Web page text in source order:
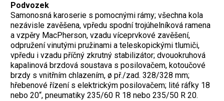
Podvozek
Samonosná karoserie s pomocnými rámy; všechna kola
nezávisle zavěšena, vpředu spodní trojúhelníková ramena
a vzpěry MacPherson, vzadu víceprvkové zavěšení,
odpružení vinutými pružinami a teleskopickými tlumiči,
vpředu i vzadu příčný zkrutný stabilizátor; dvouokruhová
kapalinová brzdová soustava s posilovačem, kotoučové
brzdy s vnitřním chlazením, ø př./zad. 328/328 mm;
hřebenové řízení s elektrickým posilovačem; lité ráfky 18
nebo 20“, pneumatiky 235/60 R 18 nebo 235/50 R 20.